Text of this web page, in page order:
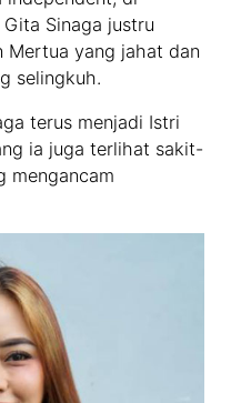
Sinaga justru
Mertua yang jahat dan
selingkuh.
terus menjadi Istri
ia juga terlihat sakit-
mengancam